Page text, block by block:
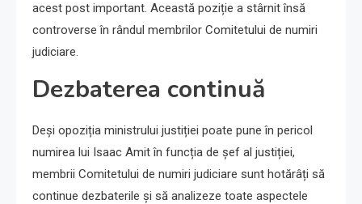
acest post important. Această poziție a stârnit însă
controverse în rândul membrilor Comitetului de numiri
judiciare.
Dezbaterea continuă
Deși opoziția ministrului justiției poate pune în pericol
numirea lui Isaac Amit în funcția de șef al justiției,
membrii Comitetului de numiri judiciare sunt hotărâți să
continue dezbaterile și să analizeze toate aspectele